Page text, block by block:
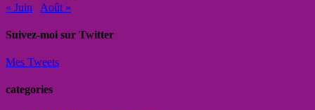
« Juin
Août »
Suivez-moi sur Twitter
Mes Tweets
categories